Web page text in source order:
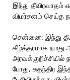
இந்து தீவிரவாதம்
விமர்சனம் செய்த
சென்னை: இந்து
கீழ்த்தரமாக நமது
போது, சுதந்திர